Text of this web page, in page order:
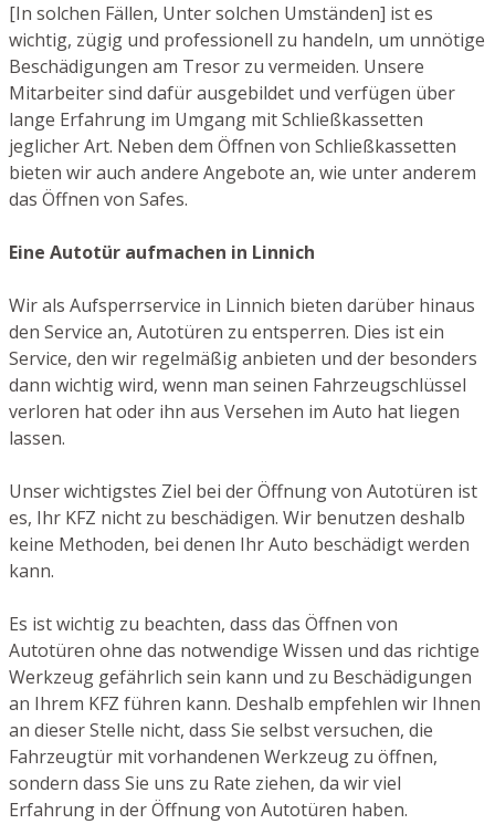
[In solchen Fällen, Unter solchen Umständen] ist es
wichtig, zügig und professionell zu handeln, um unnötige
Beschädigungen am Tresor zu vermeiden. Unsere
Mitarbeiter sind dafür ausgebildet und verfügen über
lange Erfahrung im Umgang mit Schließkassetten
jeglicher Art. Neben dem Öffnen von Schließkassetten
bieten wir auch andere Angebote an, wie unter anderem
das Öffnen von Safes.
Eine Autotür aufmachen in Linnich
Wir als Aufsperrservice in Linnich bieten darüber hinaus
den Service an, Autotüren zu entsperren. Dies ist ein
Service, den wir regelmäßig anbieten und der besonders
dann wichtig wird, wenn man seinen Fahrzeugschlüssel
verloren hat oder ihn aus Versehen im Auto hat liegen
lassen.
Unser wichtigstes Ziel bei der Öffnung von Autotüren ist
es, Ihr KFZ nicht zu beschädigen. Wir benutzen deshalb
keine Methoden, bei denen Ihr Auto beschädigt werden
kann.
Es ist wichtig zu beachten, dass das Öffnen von
Autotüren ohne das notwendige Wissen und das richtige
Werkzeug gefährlich sein kann und zu Beschädigungen
an Ihrem KFZ führen kann. Deshalb empfehlen wir Ihnen
an dieser Stelle nicht, dass Sie selbst versuchen, die
Fahrzeugtür mit vorhandenen Werkzeug zu öffnen,
sondern dass Sie uns zu Rate ziehen, da wir viel
Erfahrung in der Öffnung von Autotüren haben.